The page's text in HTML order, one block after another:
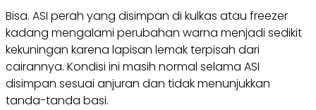
Bisa. ASI perah yang disimpan di kulkas atau freezer
kadang mengalami perubahan warna menjadi sedikit
kekuningan karena lapisan lemak terpisah dari
cairannya. Kondisi ini masih normal selama ASI
disimpan sesuai anjuran dan tidak menunjukkan
tanda-tanda basi.